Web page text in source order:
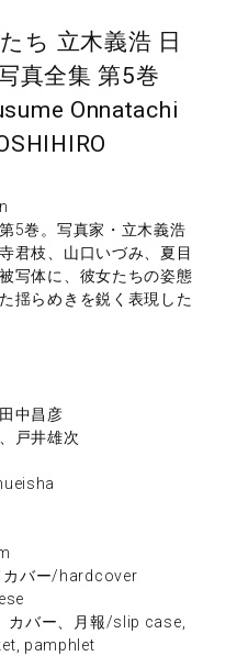
ち 立木義浩 日
真全集 第5巻
Onnatachi
5巻。写真家・立木義浩
君枝、山口いづみ、夏目
写体に、彼女たちの姿態
揺らめきを鋭く表現した
中昌彦
戸井雄次
カバー/hardcover
カバー、月報/slip case,
pamphlet